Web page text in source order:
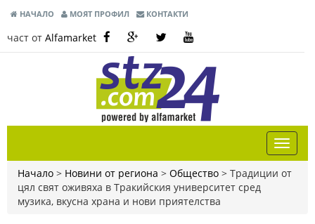
НАЧАЛО МОЯТ ПРОФИЛ КОНТАКТИ
част от Alfamarket
Начало > Новини от региона > Общество > Традиции от
цял свят оживяха в Тракийския университет сред
музика, вкусна храна и нови приятелства